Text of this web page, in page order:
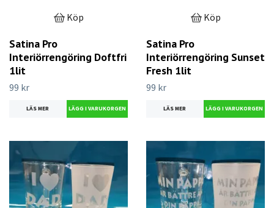
Köp
Satina Pro
Interiörrengöring Doftfri
1lit
99 kr
LÄS MER
Köp
Satina Pro
Interiörrengöring Sunset
Fresh 1lit
99 kr
LÄS MER